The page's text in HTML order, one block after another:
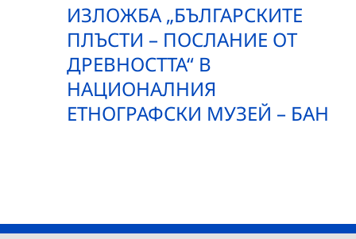
ИЗЛОЖБА „БЪЛГАРСКИТЕ
ПЛЪСТИ – ПОСЛАНИЕ ОТ
ДРЕВНОСТТА“ В
НАЦИОНАЛНИЯ
ЕТНОГРАФСКИ МУЗЕЙ – БАН